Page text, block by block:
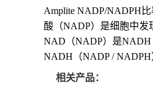
Amplite NADP/NADPH
酸（NADP）是细胞中发
NAD（NADP）是NADH
NADH（NADP /
相关产品：